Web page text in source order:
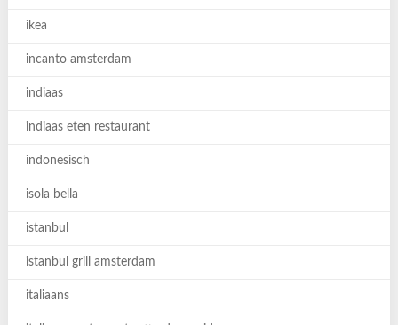
ikea
incanto amsterdam
indiaas
indiaas eten restaurant
indonesisch
isola bella
istanbul
istanbul grill amsterdam
italiaans